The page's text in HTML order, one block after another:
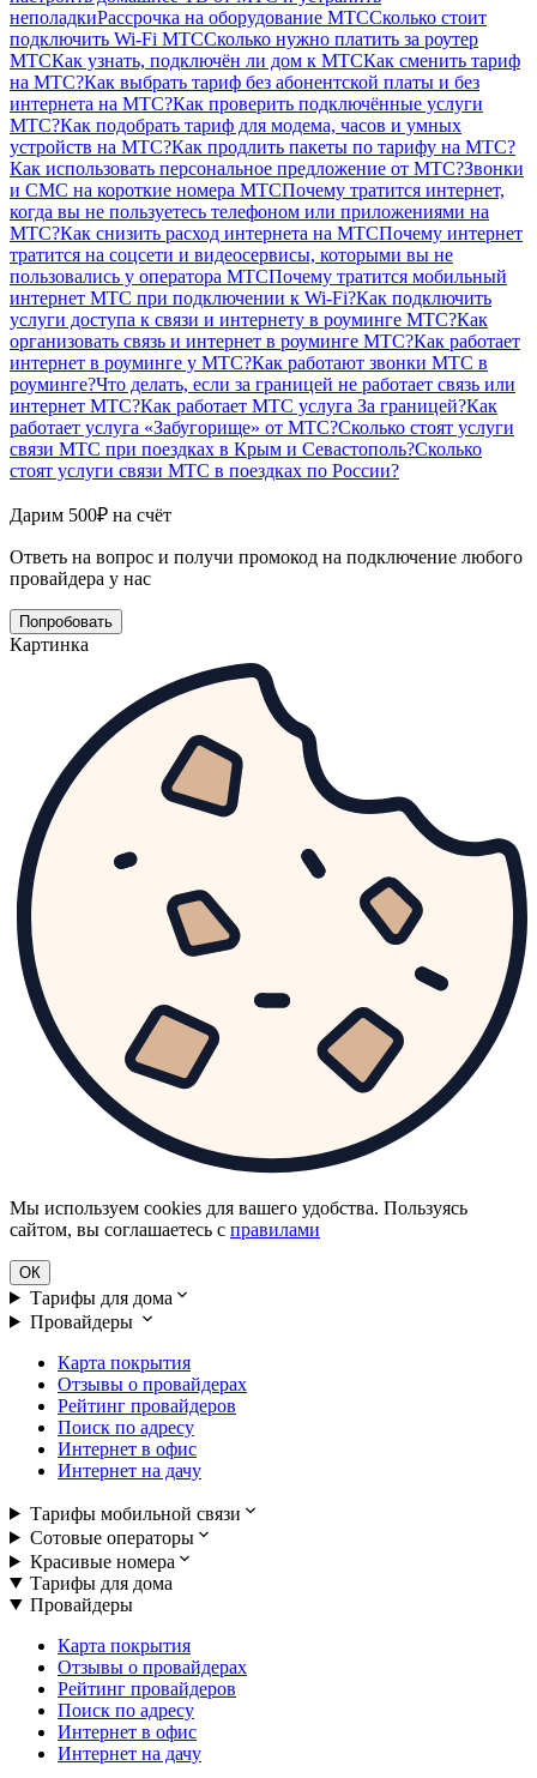
неполадкиРассрочка на оборудование МТССколько стоит
подключить Wi-Fi МТССколько нужно платить за роутер
МТСКак узнать, подключён ли дом к МТСКак сменить тариф
на МТС?Как выбрать тариф без абонентской платы и без
интернета на МТС?Как проверить подключённые услуги
МТС?Как подобрать тариф для модема, часов и умных
устройств на МТС?Как продлить пакеты по тарифу на МТС?
Как использовать персональное предложение от МТС?Звонки
и СМС на короткие номера МТСПочему тратится интернет,
когда вы не пользуетесь телефоном или приложениями на
МТС?Как снизить расход интернета на МТСПочему интернет
тратится на соцсети и видеосервисы, которыми вы не
пользовались у оператора МТСПочему тратится мобильный
интернет МТС при подключении к Wi-Fi?Как подключить
услуги доступа к связи и интернету в роуминге МТС?Как
организовать связь и интернет в роуминге МТС?Как работает
интернет в роуминге у МТС?Как работают звонки МТС в
роуминге?Что делать, если за границей не работает связь или
интернет МТС?Как работает МТС услуга За границей?Как
работает услуга «Забугорище» от МТС?Сколько стоят услуги
связи МТС при поездках в Крым и Севастополь?Сколько
стоят услуги связи МТС в поездках по России?
Дарим 500₽ на счёт
Ответь на вопрос и получи промокод на подключение любого
провайдера у нас
Попробовать
Картинка
Мы используем cookies для вашего удобства. Пользуясь
сайтом, вы соглашаетесь с правилами
ОК
Тарифы для дома
Провайдеры
Карта покрытия
Отзывы о провайдерах
Рейтинг провайдеров
Поиск по адресу
Интернет в офис
Интернет на дачу
Тарифы мобильной связи
Сотовые операторы
Красивые номера
Тарифы для дома
Провайдеры
Карта покрытия
Отзывы о провайдерах
Рейтинг провайдеров
Поиск по адресу
Интернет в офис
Интернет на дачу